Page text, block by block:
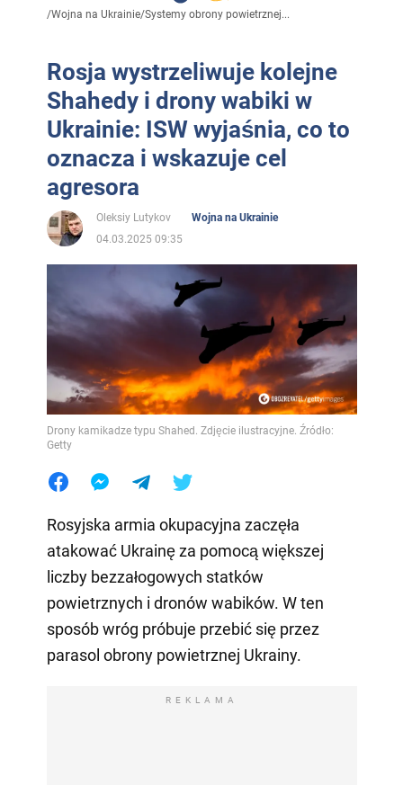
/Wojna na Ukrainie/Systemy obrony powietrznej...
Rosja wystrzeliwuje kolejne
Shahedy i drony wabiki w
Ukrainie: ISW wyjaśnia, co to
oznacza i wskazuje cel
agresora
Oleksiy Lutykov
Wojna na Ukrainie
04.03.2025 09:35
Drony kamikadze typu Shahed. Zdjęcie ilustracyjne. Źródło:
Getty
Rosyjska armia okupacyjna zaczęła
atakować Ukrainę za pomocą większej
liczby bezzałogowych statków
powietrznych i dronów wabików. W ten
sposób wróg próbuje przebić się przez
parasol obrony powietrznej Ukrainy.
REKLAMA